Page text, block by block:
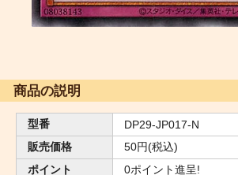
商品の説明
型番
DP29-JP017-N
販売価格
50円(税込)
ポイント
0ポイント進呈!